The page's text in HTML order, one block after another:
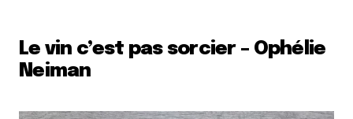
Le vin c’est pas sorcier – Ophélie
Neiman